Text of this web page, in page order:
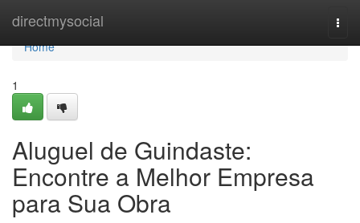
directmysocial
Home
Home
1
Aluguel de Guindaste:
Encontre a Melhor Empresa
para Sua Obra